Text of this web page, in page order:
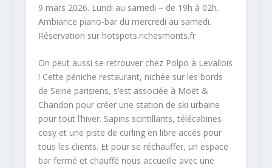
9 mars 2026. Lundi au samedi – de 19h à 02h.
Ambiance piano-bar du mercredi au samedi.
Réservation sur hotspots.richesmonts.fr
On peut aussi se retrouver chez Polpo à Levallois
! Cette péniche restaurant, nichée sur les bords
de Seine parisiens, s’est associée à Moët &
Chandon pour créer une station de ski urbaine
pour tout l’hiver. Sapins scintillants, télécabines
cosy et une piste de curling en libre accès pour
tous les clients. Et pour se réchauffer, un espace
bar fermé et chauffé nous accueille avec une